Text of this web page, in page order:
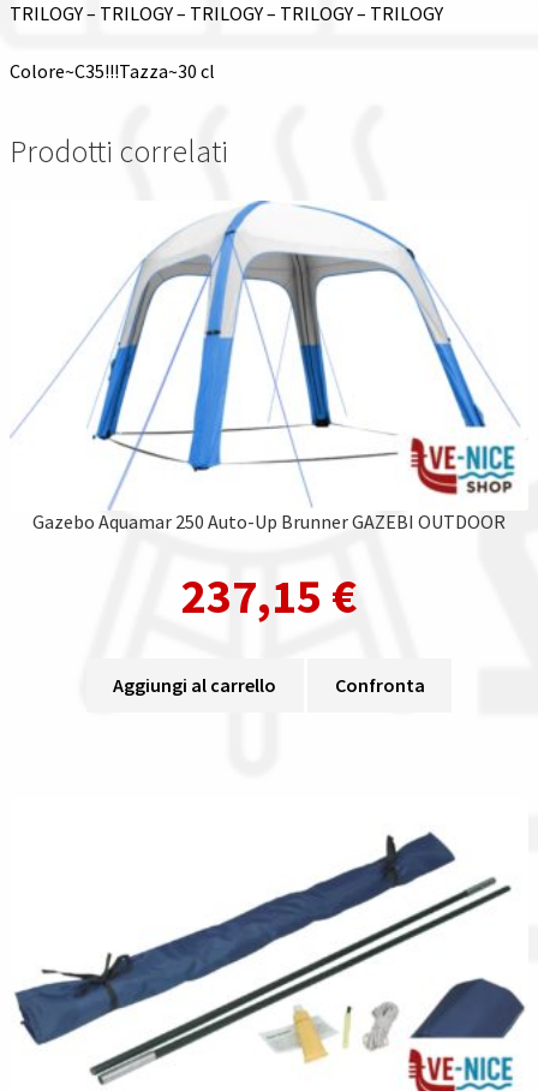
TRILOGY – TRILOGY – TRILOGY – TRILOGY – TRILOGY
Colore~C35!!!Tazza~30 cl
Prodotti correlati
Gazebo Aquamar 250 Auto-Up Brunner GAZEBI OUTDOOR
237,15 €
Aggiungi al carrello Confronta